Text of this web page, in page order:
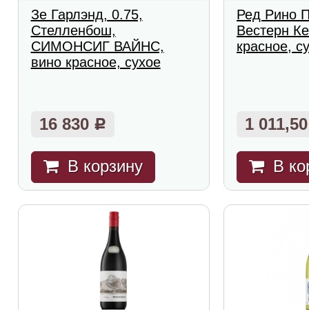
Зе Гарлэнд, 0.75,
Стелленбош,
СИМОНСИГ ВАЙНС,
вино красное, сухое
16 830 Р
В корзину
Ред Рино
Вестерн
красное,
1
В